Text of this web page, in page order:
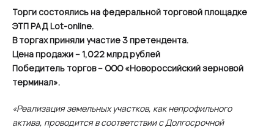
Торги состоялись на федеральной торговой площадке
ЭТП РАД Lot-online.
В торгах приняли участие 3 претендента.
Цена продажи – 1,022 млрд рублей
Победитель торгов – ООО «Новороссийский зерновой
терминал».
«Реализация земельных участков, как непрофильного
актива, проводится в соответствии с Долгосрочной